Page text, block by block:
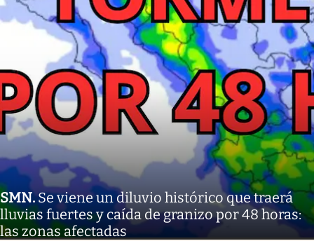
SMN.Se viene un diluvio histórico que traerá
lluvias fuertes y caída de granizo por 48 horas:
las zonas afectadas